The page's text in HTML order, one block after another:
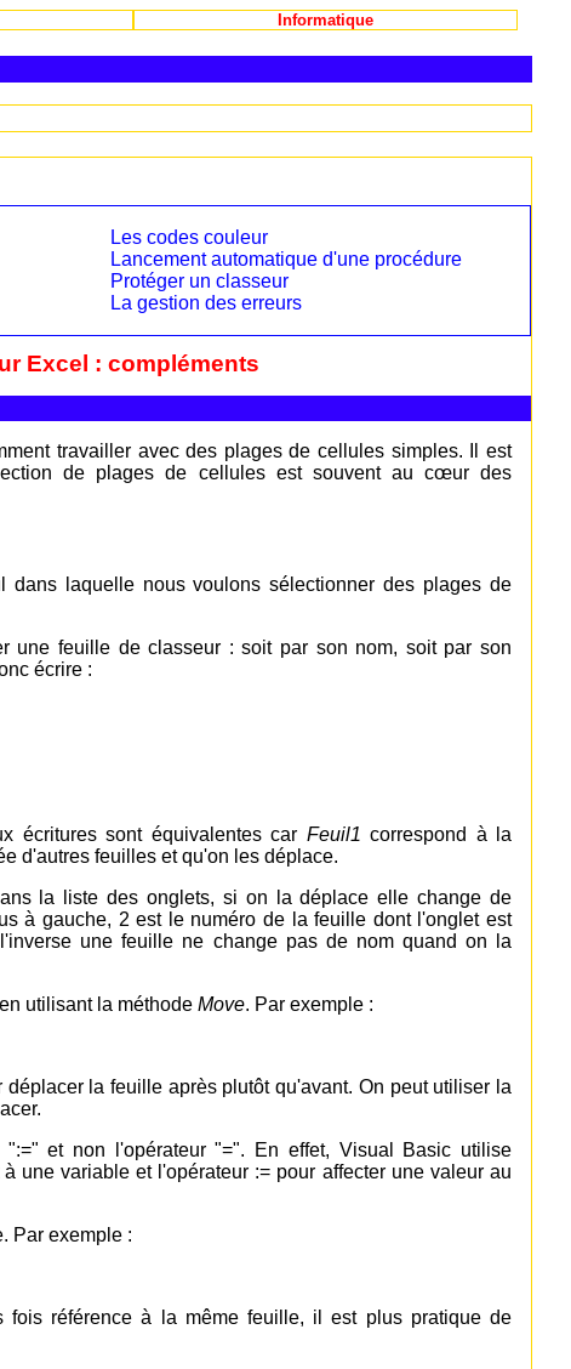
Informatique
Les codes couleur
Lancement automatique d'une procédure
Protéger un classeur
La gestion des erreurs
Excel : compléments
travailler avec des plages de cellules simples. Il est
de plages de cellules est souvent au cœur des
laquelle nous voulons sélectionner des plages de
une feuille de classeur : soit par son nom, soit par son
écrire :
écritures sont équivalentes car Feuil1 correspond à la
d'autres feuilles et qu'on les déplace.
la liste des onglets, si on la déplace elle change de
à gauche, 2 est le numéro de la feuille dont l'onglet est
une feuille ne change pas de nom quand on la
utilisant la méthode Move. Par exemple :
déplacer la feuille après plutôt qu'avant. On peut utiliser la
et non l'opérateur "=". En effet, Visual Basic utilise
une variable et l'opérateur := pour affecter une valeur au
Par exemple :
fois référence à la même feuille, il est plus pratique de